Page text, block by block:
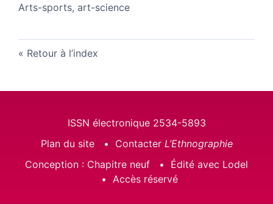
Arts-sports, art-science
Retour à l’index
ISSN électronique 2534-5893
Plan du site
Contacter L’Ethnographie
Conception : Chapitre neuf
Édité avec Lodel
Accès réservé